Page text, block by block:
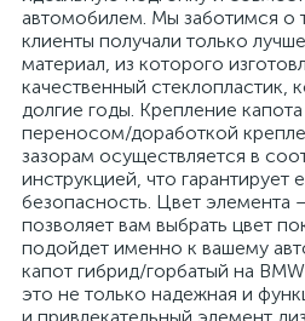
автомобилем. Мы заботимся о
клиенты получали только
материал, из которого
качественный стеклопластик,
долгие годы. Крепление
переносом/доработкой
зазорам осуществляется в
инструкцией, что гарантирует
безопасность. Цвет элемента
позволяет вам выбрать цвет
подойдет именно к вашему
капот гибрид/горбатый на
это не только надежная и